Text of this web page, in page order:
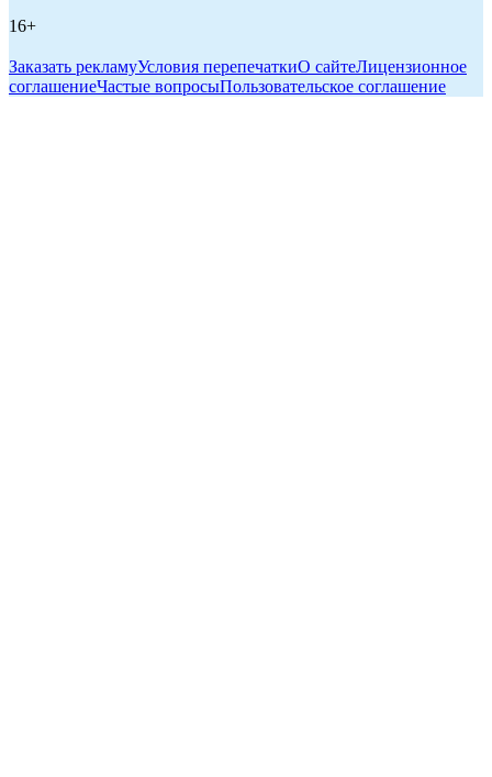
16+
Заказать рекламуУсловия перепечаткиО сайтеЛицензионное
соглашениеЧастые вопросыПользовательское соглашение